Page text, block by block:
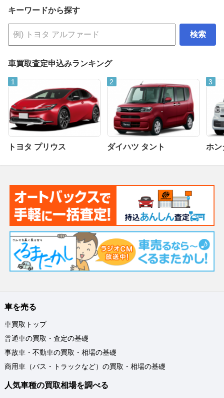
キーワードから探す
検索
車買取査定申込みランキング
トヨタ プリウス ダイハツ タント ホン
車を売る
車買取トップ
普通車の買取・査定の基礎
事故車・不動車の買取・相場の基礎
商用車（バス・トラックなど）の買取・相場の基礎
人気車種の買取相場を調べる